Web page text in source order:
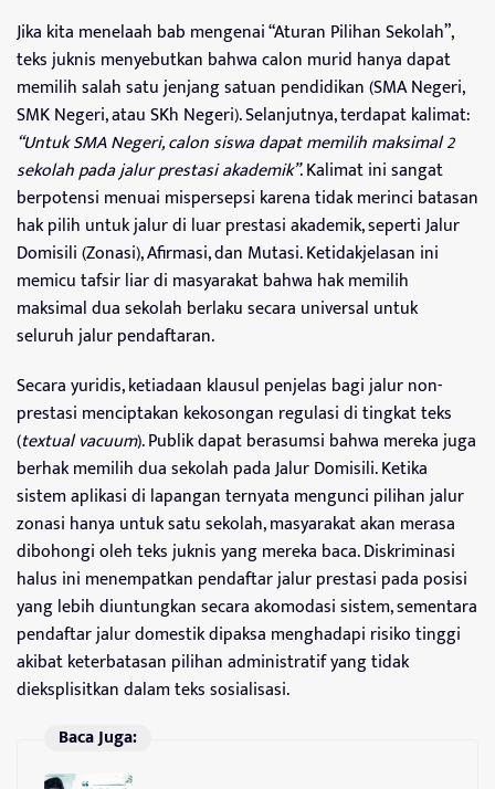
Jika kita menelaah bab mengenai “Aturan Pilihan Sekolah”,
teks juknis menyebutkan bahwa calon murid hanya dapat
memilih salah satu jenjang satuan pendidikan (SMA Negeri,
SMK Negeri, atau SKh Negeri). Selanjutnya, terdapat kalimat:
“Untuk SMA Negeri, calon siswa dapat memilih maksimal 2
sekolah pada jalur prestasi akademik”. Kalimat ini sangat
berpotensi menuai mispersepsi karena tidak merinci batasan
hak pilih untuk jalur di luar prestasi akademik, seperti Jalur
Domisili (Zonasi), Afirmasi, dan Mutasi. Ketidakjelasan ini
memicu tafsir liar di masyarakat bahwa hak memilih
maksimal dua sekolah berlaku secara universal untuk
seluruh jalur pendaftaran.
Secara yuridis, ketiadaan klausul penjelas bagi jalur non-
prestasi menciptakan kekosongan regulasi di tingkat teks
(textual vacuum). Publik dapat berasumsi bahwa mereka juga
berhak memilih dua sekolah pada Jalur Domisili. Ketika
sistem aplikasi di lapangan ternyata mengunci pilihan jalur
zonasi hanya untuk satu sekolah, masyarakat akan merasa
dibohongi oleh teks juknis yang mereka baca. Diskriminasi
halus ini menempatkan pendaftar jalur prestasi pada posisi
yang lebih diuntungkan secara akomodasi sistem, sementara
pendaftar jalur domestik dipaksa menghadapi risiko tinggi
akibat keterbatasan pilihan administratif yang tidak
dieksplisitkan dalam teks sosialisasi.
Baca Juga: